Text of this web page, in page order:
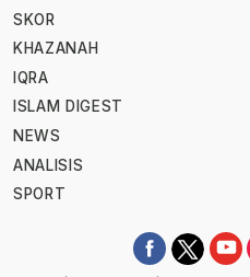
SKOR
KHAZANAH
IQRA
ISLAM DIGEST
NEWS
ANALISIS
SPORT